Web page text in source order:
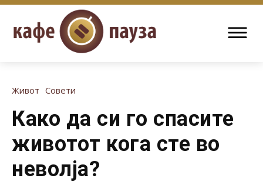
Живот Совети
Како да си го спасите
животот кога сте во
неволја?